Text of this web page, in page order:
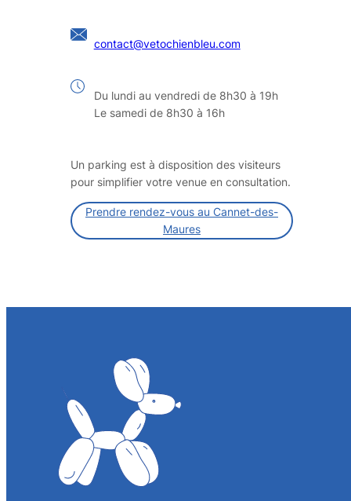
contact@vetochienbleu.com
Du lundi au vendredi de 8h30 à 19h
Le samedi de 8h30 à 16h
Un parking est à disposition des visiteurs
pour simplifier votre venue en consultation.
Prendre rendez-vous au Cannet-des-
Maures